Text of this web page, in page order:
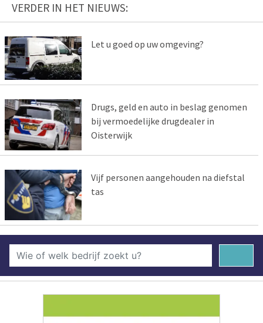
VERDER IN HET NIEUWS:
Let u goed op uw omgeving?
Drugs, geld en auto in beslag genomen
bij vermoedelijke drugdealer in
Oisterwijk
Vijf personen aangehouden na diefstal
tas